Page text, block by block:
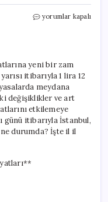
Akaryakıt
Mayıs
2026
Fiyat
Tablosu
için
yorumlar kapalı
yeni bir zam
itibarıyla 1 lira 12
meydana
değişiklikler ve art
etkilemeye
günü itibarıyla İstanbul,
durumda? İşte il il